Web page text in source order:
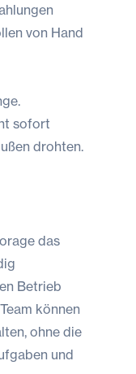
von Hand
sofort
drohten.
das
Betrieb
können
ohne die
und